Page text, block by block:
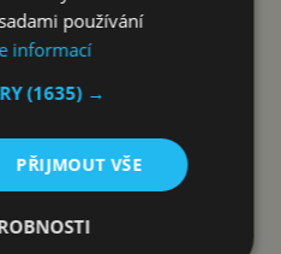
používání
informací
(1635) →
PŘIJMOUT VŠE